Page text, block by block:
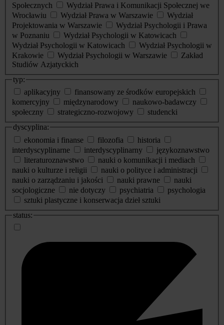
Społecznych
Wydział Prawa i Komunikacji Społecznej we
Wrocławiu
Wydział Prawa w Warszawie
Wydział
Projektowania w Warszawie
Wydział Psychologii i Prawa
w Poznaniu
Wydział Psychologii w Katowicach
Wydział Psychologii w Katowicach
Wydział Psychologii w
Krakowie
Wydział Psychologii w Warszawie
Zakład
Studiów Azjatyckich
typ:
aplikacyjny
finansowany ze środków europejskich
komercyjny
międzynarodowy
naukowo-badawczy
społeczny
strategiczno-rozwojowy
studencki
dyscyplina:
ekonomia i finanse
filozofia
historia
interdyscyplinarne
interdyscyplinarny
językoznawstwo
literaturoznawstwo
nauki o komunikacji i mediach
nauki o kulturze i religii
nauki o polityce i administracji
nauki o zarządzaniu i jakości
nauki prawne
nauki
socjologiczne
nie dotyczy psychiatria
psychologia
sztuki plastyczne i konserwacja dzieł sztuki
status: